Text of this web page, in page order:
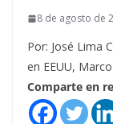
8 de agosto de
Por: José Lima
en EEUU,
Comparte en